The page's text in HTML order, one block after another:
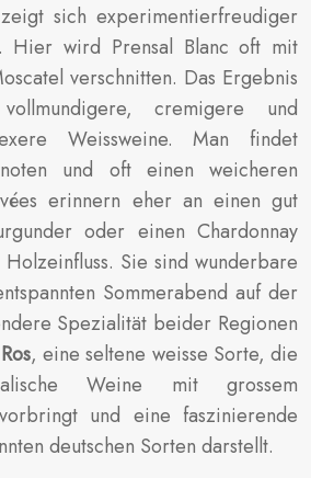
sich experimentierfreudiger
Hier wird Prensal Blanc oft mit
verschnitten. Das Ergebnis
cremigere und
Weissweine. Man findet
und oft einen weicheren
erinnern eher an einen gut
oder einen Chardonnay
Sie sind wunderbare
Sommerabend auf der
Spezialität beider Regionen
, eine seltene weisse Sorte, die
Weine mit grossem
und eine faszinierende
deutschen Sorten darstellt.